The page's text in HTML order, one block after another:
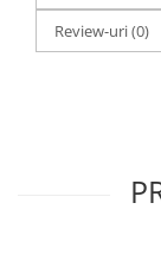
Materiale:
• TPU 840D
Review-uri(0)